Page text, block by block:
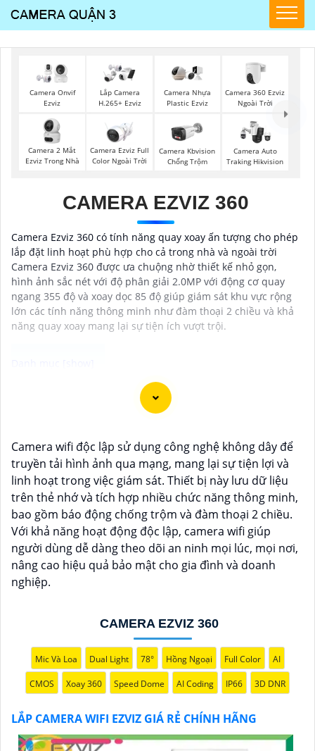
Camera Onvif
Ezviz
Lắp Camera
H.265+ Ezviz
Camera Nhựa
Plastic Ezviz
Camera 360 Ezviz
Ngoài Trời
Camera 2 Mắt
Ezviz Trong Nhà
Camera Ezviz Full
Color Ngoài Trời
Camera Kbvision
Chống Trộm
Camera Auto
Traking Hikvision
CAMERA EZVIZ 360
Camera Ezviz 360 có tính năng quay xoay ấn tượng cho phép
lắp đặt linh hoạt phù hợp cho cả trong nhà và ngoài trời
Camera Ezviz 360 được ưa chuộng nhờ thiết kế nhỏ gọn,
hình ảnh sắc nét với độ phân giải 2.0MP với động cơ quay
ngang 355 độ và xoay dọc 85 độ giúp giám sát khu vực rộng
lớn các tính năng thông minh như đàm thoại 2 chiều và khả
năng quay xoay mang lại sự tiện ích vượt trội.
"Bạn đang tìm kiếm một giải pháp an ninh hiệu quả và
tiết kiệm? Hãy khám phá Camera Wifi Ezviz - dòng sản
hiện đại, dễ dàng lắp đặt và kết nối thông minh qua
Wifi, Camera Wifi Ezviz sẽ giúp bạn giám sát ngôi nhà
hoặc văn phòng mọi lúc mọi nơi chỉ bằng một chiếc
điện thoại thông minh.
Không chỉ vậy, sản phẩm cũng mang lại chất lượng
hình ảnh sắc nét và độ phân giải cao, cho phép bạn
theo dõi mọi hoạt động một cách dễ dàng. Đừng bỏ lỡ
cơ hội sở hữu Camera Wifi Ezviz giá rẻ chính hãng để
bảo vệ tài sản và gia đình của bạn ngay hôm nay!"
thiệu sản phẩm Camera Wifi Ezviz.
Camera wifi độc lập sử dụng công nghệ không dây để
truyền tải hình ảnh qua mạng, mang lại sự tiện lợi và
linh hoạt trong việc giám sát. Thiết bị này lưu dữ liệu
trên thẻ nhớ và tích hợp nhiều chức năng thông minh,
bao gồm báo động chống trộm và đàm thoại 2 chiều.
Với khả năng hoạt động độc lập, camera wifi giúp
người dùng dễ dàng theo dõi an ninh mọi lúc, mọi nơi,
nâng cao hiệu quả bảo mật cho gia đình và doanh
nghiệp.
CAMERA EZVIZ 360
Mic Và Loa Dual Light 78° Hồng Ngoại Full Color AI
CMOS Xoay 360 Speed Dome AI Coding IP66 3D DNR
LẮP CAMERA WIFI EZVIZ GIÁ RẺ CHÍNH HÃNG